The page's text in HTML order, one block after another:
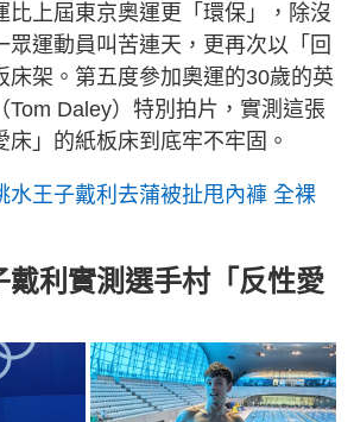
比上屆東京奧運更「環保」，除沒
眾運動員叫苦連天，更再次以「回
床架。第五度參加奧運的30歲的英
Tom Daley）特別拍片，實測這張
床」的紙板床到底牢不牢固。
水王子戴利去蒲被扯甩內褲 全裸
戴利實測選手村「反性愛